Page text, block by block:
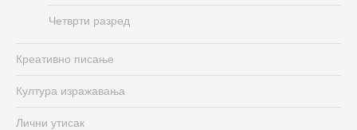
Четврти разред
Креативно писање
Култура изражавања
Лични утисак